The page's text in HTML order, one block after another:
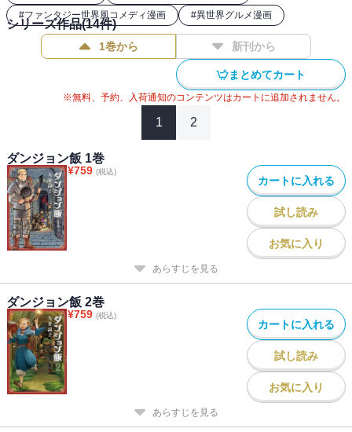
#ファンタジー世界風コメディ漫画 #異世界グルメ漫画
シリーズ作品(14件)
1巻から 新刊から
まとめてカート
※無料、予約、入荷通知のコンテンツはカートに追加されません。
1 2
ダンジョン飯 1巻
¥759 (税込)
カートに入れる
試し読み
お気に入り
あらすじを見る
ダンジョン飯 2巻
¥759 (税込)
カートに入れる
試し読み
お気に入り
あらすじを見る